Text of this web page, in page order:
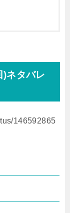
)ネタバレ
146592865